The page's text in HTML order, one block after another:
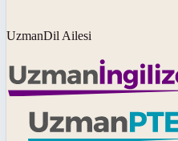
UzmanDil Ailesi